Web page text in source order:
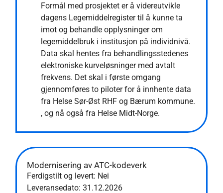
Formål med prosjektet er å videreutvikle
dagens Legemiddelregister til å kunne ta
imot og behandle opplysninger om
legemiddelbruk i institusjon på individnivå.
Data skal hentes fra behandlingsstedenes
elektroniske kurveløsninger med avtalt
frekvens. Det skal i første omgang
gjennomføres to piloter for å innhente data
fra Helse Sør-Øst RHF og Bærum kommune.
, og nå også fra Helse Midt-Norge.
Modernisering av ATC-kodeverk
Ferdigstilt og levert: Nei
Leveransedato:31.12.2026